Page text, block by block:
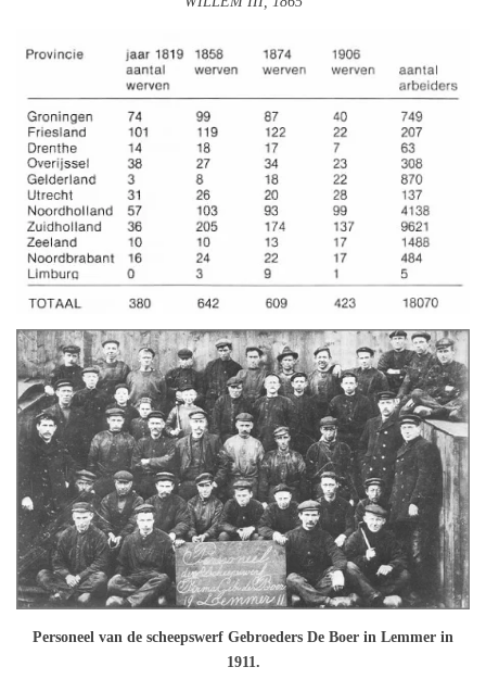
Personeel van de scheepswerf Gebroeders De Boer in Lemmer in
1911.